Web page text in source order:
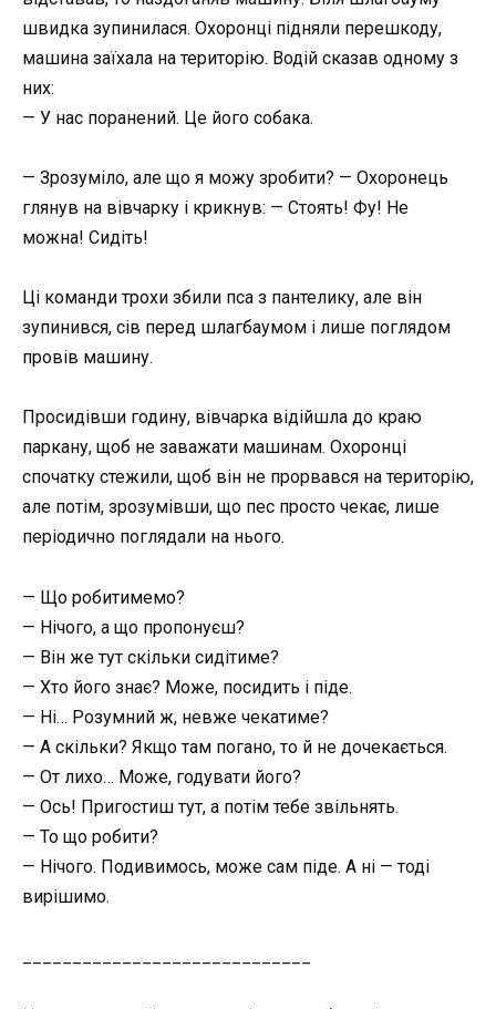
швидка зупинилася. Охоронці підняли перешкоду,
машина заїхала на територію. Водій сказав одному з
них:
— У нас поранений. Це його собака.
— Зрозуміло, але що я можу зробити? — Охоронець
глянув на вівчарку і крикнув: — Стоять! Фу! Не
можна! Сидіть!
Ці команди трохи збили пса з пантелику, але він
зупинився, сів перед шлагбаумом і лише поглядом
провів машину.
Просидівши годину, вівчарка відійшла до краю
паркану, щоб не заважати машинам. Охоронці
спочатку стежили, щоб він не прорвався на територію,
але потім, зрозумівши, що пес просто чекає, лише
періодично поглядали на нього.
— Що робитимемо?
— Нічого, а що пропонуєш?
— Він же тут скільки сидітиме?
— Хто його знає? Може, посидить і піде.
— Ні… Розумний ж, невже чекатиме?
— А скільки? Якщо там погано, то й не дочекається.
— От лихо… Може, годувати його?
— Ось! Пригостиш тут, а потім тебе звільнять.
— То що робити?
— Нічого. Подивимось, може сам піде. А ні — тоді
вирішимо.